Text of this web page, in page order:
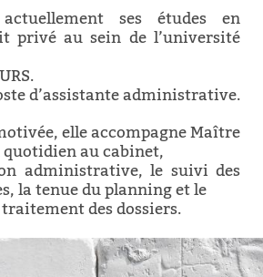
ses études en
privé au sein de l’université
d’assistante administrative.
elle accompagne Maître
quotidien au cabinet,
administrative, le suivi des
la tenue du planning et le
des dossiers.